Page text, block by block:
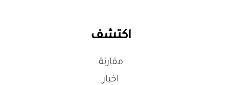
اكتشف
مقارنة
اخبار